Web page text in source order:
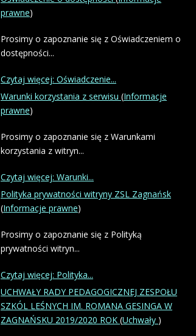
prawne)
Prosimy o zapoznanie się z Oświadczeniem o
dostępności...
Czytaj więcej: Oświadczenie...
Warunki korzystania z serwisu (Informacje
prawne)
Prosimy o zapoznanie się z Warunkami
korzystania z witryn...
Czytaj więcej: Warunki...
Polityka prywatności witryny ZSL Zagnańsk
(Informacje prawne)
Prosimy o zapoznanie się z Polityką
prywatności witryn...
Czytaj więcej: Polityka...
UCHWAŁY RADY PEDAGOGICZNEJ ZESPOŁU
SZKÓL LEŚNYCH IM. ROMANA GESINGA W
ZAGNAŃSKU 2019/2020 ROK (Uchwały )